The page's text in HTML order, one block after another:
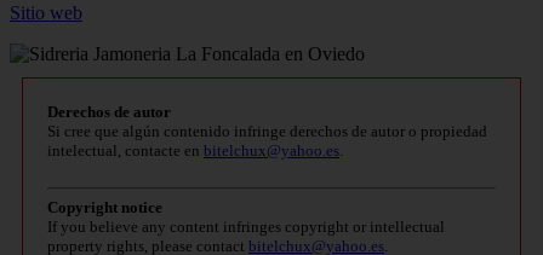
Sitio web
Derechos de autor
Si cree que algún contenido infringe derechos de autor o propiedad
intelectual, contacte en bitelchux@yahoo.es
Copyright notice
If you believe any content infringes copyright or intellectual
property rights, please contact bitelchux@yahoo.es